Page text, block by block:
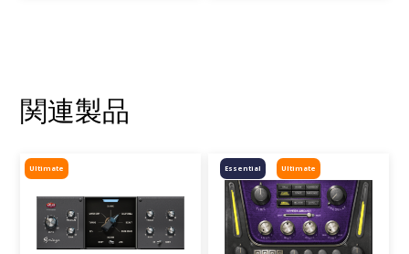
関連製品
Ultimate Ultimate
Essential